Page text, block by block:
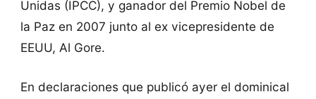
Unidas (IPCC), y ganador del Premio Nobel de
la Paz en 2007 junto al ex vicepresidente de
EEUU, Al Gore.
En declaraciones que publicó ayer el dominical